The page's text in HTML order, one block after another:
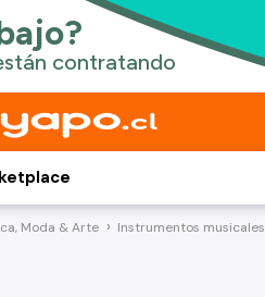
Moda & Arte Instrumentos musicales